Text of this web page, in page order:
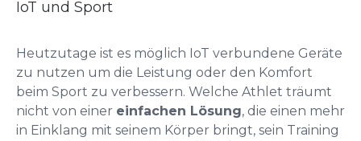
IoT und Sport
Heutzutage ist es möglich IoT verbundene Geräte
zu nutzen um die Leistung oder den Komfort
beim Sport zu verbessern. Welche Athlet träumt
nicht von einer einfachen Lösung, die einen mehr
in Einklang mit seinem Körper bringt, sein Training